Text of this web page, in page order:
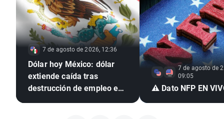
7 de agosto de 2026, 12:36
Dólar hoy México: dólar
extiende caída tras
destrucción de empleo en
7 de agosto de
09:05
⚠️ Dato NFP EN